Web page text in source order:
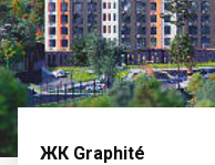
ЖК Graphité